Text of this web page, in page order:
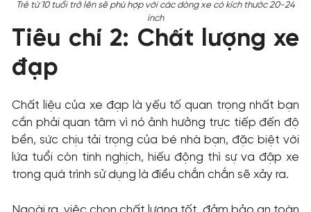
Trẻ từ 10 tuổi trở lên sẽ phù hợp với các dòng xe có kích thước 20-24
inch
Tiêu chí 2: Chất lượng xe
đạp
Chất liệu của xe đạp là yếu tố quan trọng nhất bạn
cần phải quan tâm vì nó ảnh hưởng trực tiếp đến độ
bền, sức chịu tải trọng của bé nhà bạn, đặc biệt với
lứa tuổi còn tinh nghịch, hiếu động thì sự va đập xe
trong quá trình sử dụng là điều chắn chắn sẽ xảy ra.